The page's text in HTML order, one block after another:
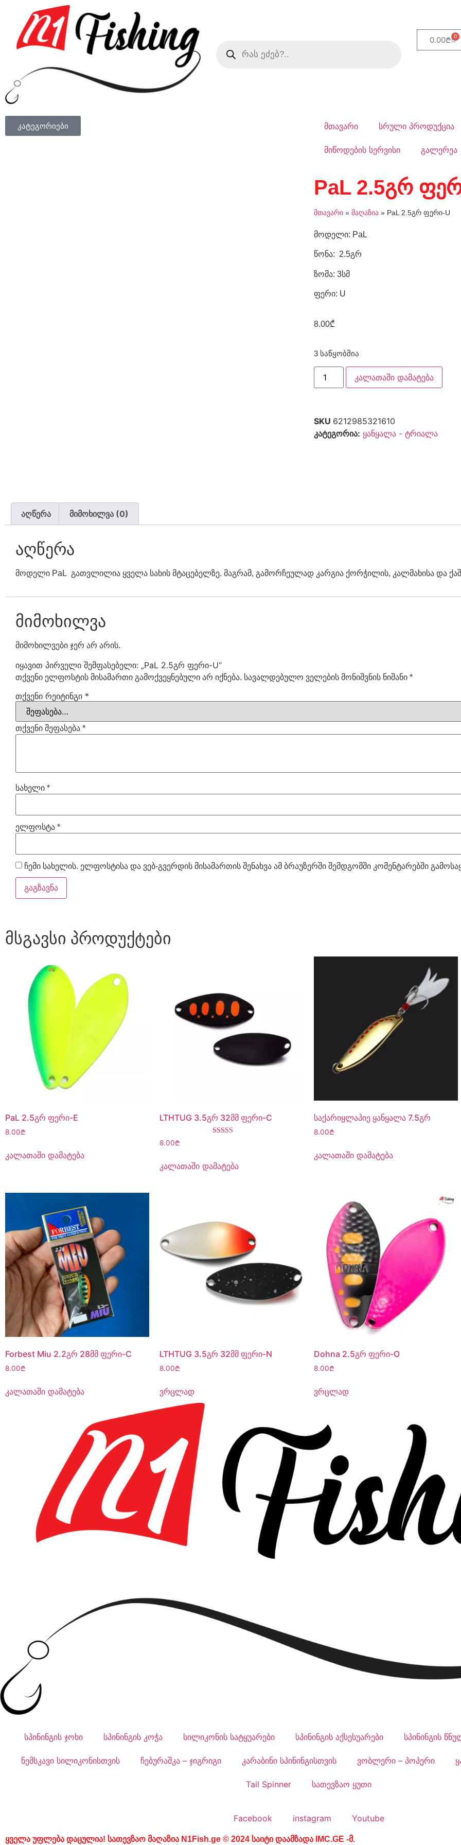
0.00₾ 0
კატეგორიები მთავარი სრული პროდუქცია
მიწოდების სერვისი გალერეა
PaL 2.5გრ
მთავარი » მაღაზია » PaL 2.5გრ ფერი-U
მოდელი: PaL
წონა: 2.5გრ
ზომა: 3სმ
ფერი: U
8.00₾
3 საწყობშია
კალათაში დამატება
SKU 6212985321610
კატეგორია: ყანყალა - ტრიალა
აღწერა მიმოხილვა (0)
აღწერა
მოდელი PaL გათვლილია ყველა სახის მტაცებელზე. მაგრამ, გამორჩეულად კარგია ქორჭილის, კალმახისა და
მიმოხილვა
მიმოხილვები ჯერ არ არის.
იყავით პირველი შემფასებელი: „PaL 2.5გრ ფერი-U“
თქვენი ელფოსტის მისამართი გამოქვეყნებული არ იქნება. სავალდებულო ველების მონიშვნის ნიშანი *
თქვენი რეიტინგი *
თქვენი შეფასება *
სახელი *
ელფოსტა *
ჩემი სახელის. ელფოსტისა და ვებ-გვერდის მისამართის შენახვა ამ ბრაუზერში შემდგომში კომენტარებში
მსგავსი პროდუქტები
PaL 2.5გრ ფერი-E
8.00₾
კალათაში დამატება
LTHTUG 3.5გრ 32მმ ფერი-C
დან
8.00₾
კალათაში დამატება
საქარიყლაპიე ყანყალა 7.5გრ
8.00₾
კალათაში დამატება
Forbest Miu 2.2გრ 28მმ ფერი-C
8.00₾
კალათაში დამატება
LTHTUG 3.5გრ 32მმ ფერი-N
8.00₾
ვრცლად
Dohna 2.5გრ ფერი-O
8.00₾
ვრცლად
სპინინგის ჯოხი სპინინგის კოჭა სილიკონის სატყუარები სპინინგის აქსესუარები სპინინგის
ნემსკავი სილიკონისთვის ჩებურაშკა – ჯიგრიგი კარაბინი სპინინგისთვის ვობლერი – პოპერი
Tail Spinner სათევზაო ყუთი
Facebook instagram Youtube
ყველა უფლება დაცულია! სათევზაო მაღაზია N1Fish.ge © 2024 საიტი დაამზადა IMC.GE -მ.